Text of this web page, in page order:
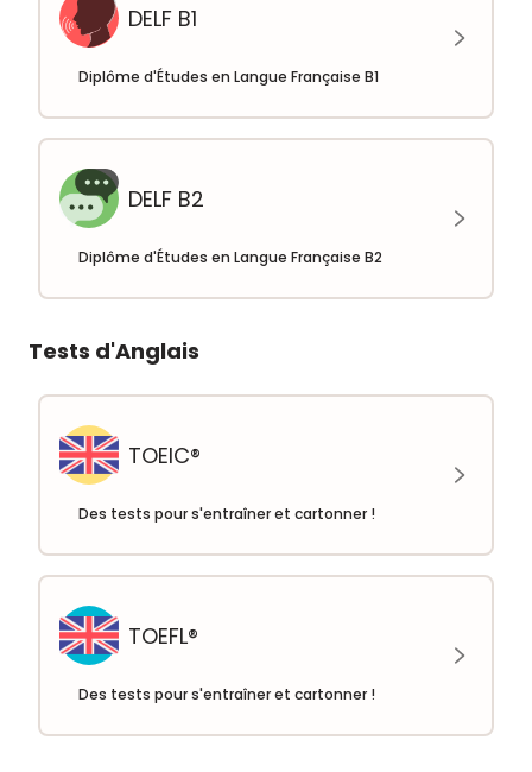
DELF B1
Diplôme d'Études en Langue Française B1
DELF B2
Diplôme d'Études en Langue Française B2
Tests d'Anglais
TOEIC®
Des tests pour s'entraîner et cartonner !
TOEFL®
Des tests pour s'entraîner et cartonner !